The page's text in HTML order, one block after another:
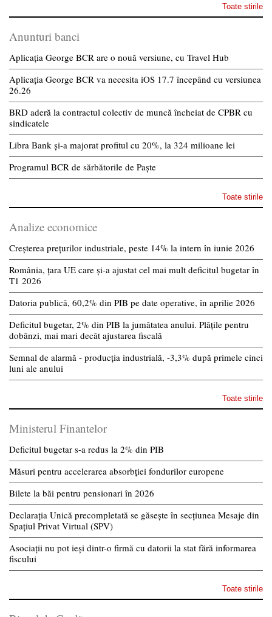
Toate stirile
Anunturi banci
Aplicația George BCR are o nouă versiune, cu Travel Hub
Aplicația George BCR va necesita iOS 17.7 începând cu versiunea
26.26
BRD aderă la contractul colectiv de muncă încheiat de CPBR cu
sindicatele
Libra Bank și-a majorat profitul cu 20%, la 324 milioane lei
Programul BCR de sărbătorile de Paște
Toate stirile
Analize economice
Creșterea prețurilor industriale, peste 14% la intern în iunie 2026
România, țara UE care și-a ajustat cel mai mult deficitul bugetar în
T1 2026
Datoria publică, 60,2% din PIB pe date operative, în aprilie 2026
Deficitul bugetar, 2% din PIB la jumătatea anului. Plățile pentru
dobânzi, mai mari decât ajustarea fiscală
Semnal de alarmă - producția industrială, -3,3% după primele cinci
luni ale anului
Toate stirile
Ministerul Finantelor
Deficitul bugetar s-a redus la 2% din PIB
Măsuri pentru accelerarea absorbției fondurilor europene
Bilete la băi pentru pensionari în 2026
Declarația Unică precompletată se găsește în secțiunea Mesaje din
Spațiul Privat Virtual (SPV)
Asociații nu pot ieși dintr-o firmă cu datorii la stat fără informarea
fiscului
Toate stirile